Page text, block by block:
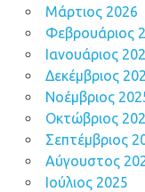
Μάρτιος 2026
Φεβρουάριος
Ιανουάριος
Δεκέμβριος
Νοέμβριος
Οκτώβριος
Σεπτέμβριος
Αύγουστος
Ιούλιος 2025